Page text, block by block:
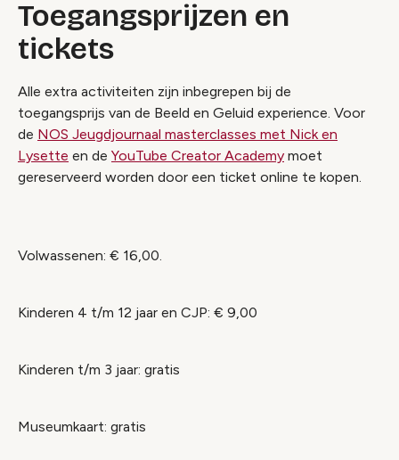
Toegangsprijzen en
tickets
Alle extra activiteiten zijn inbegrepen bij de
toegangsprijs van de Beeld en Geluid experience. Voor
de NOS Jeugdjournaal masterclasses met Nick en
Lysette en de YouTube Creator Academy moet
gereserveerd worden door een ticket online te kopen.
Volwassenen: € 16,00.
Kinderen 4 t/m 12 jaar en CJP: € 9,00
Kinderen t/m 3 jaar: gratis
Museumkaart: gratis